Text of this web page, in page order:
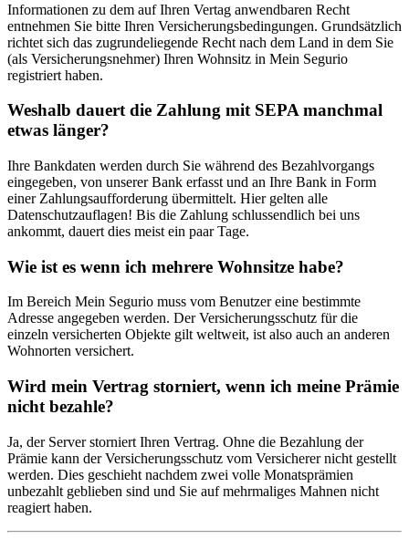
Informationen zu dem auf Ihren Vertag anwendbaren Recht
entnehmen Sie bitte Ihren Versicherungsbedingungen. Grundsätzlich
richtet sich das zugrundeliegende Recht nach dem Land in dem Sie
(als Versicherungsnehmer) Ihren Wohnsitz in Mein Segurio
registriert haben.
Weshalb dauert die Zahlung mit SEPA manchmal
etwas länger?
Ihre Bankdaten werden durch Sie während des Bezahlvorgangs
eingegeben, von unserer Bank erfasst und an Ihre Bank in Form
einer Zahlungsaufforderung übermittelt. Hier gelten alle
Datenschutzauflagen! Bis die Zahlung schlussendlich bei uns
ankommt, dauert dies meist ein paar Tage.
Wie ist es wenn ich mehrere Wohnsitze habe?
Im Bereich Mein Segurio muss vom Benutzer eine bestimmte
Adresse angegeben werden. Der Versicherungsschutz für die
einzeln versicherten Objekte gilt weltweit, ist also auch an anderen
Wohnorten versichert.
Wird mein Vertrag storniert, wenn ich meine Prämie
nicht bezahle?
Ja, der Server storniert Ihren Vertrag. Ohne die Bezahlung der
Prämie kann der Versicherungsschutz vom Versicherer nicht gestellt
werden. Dies geschieht nachdem zwei volle Monatsprämien
unbezahlt geblieben sind und Sie auf mehrmaliges Mahnen nicht
reagiert haben.